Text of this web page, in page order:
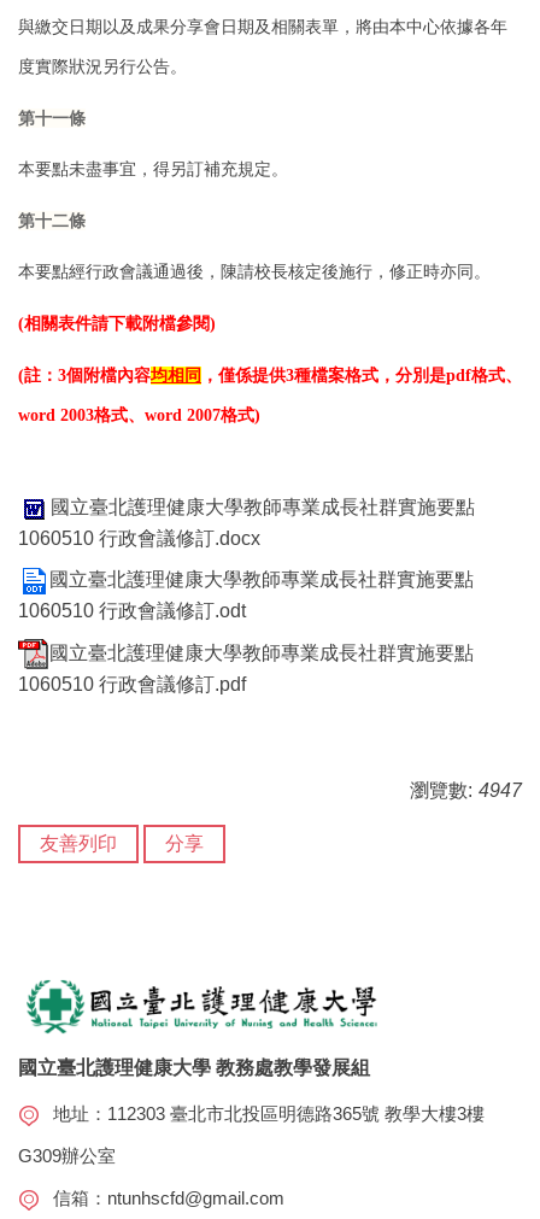
與繳交日期以及 成果分享會日期及相關表單，將由本中心依據各年
度實際狀況另行公告。
第十一條
本要點未盡事宜，得另訂補充規定。
第十二條
本要點經行政會議通過後，陳請校長核定後施行，修正時亦同。
(相關表件請下載附檔參閱)
(註：3個附檔內容均相同 ，僅係提供3種檔案格式，分別是pdf格式、
word 2003格式、word 2007格式)
國立臺北護理健康大學教師專業成長社群實施要點
1060510 行政會議修訂.docx
國立臺北護理健康大學教師專業成長社群實施要點
1060510 行政會議修訂.odt
國立臺北護理健康大學教師專業成長社群實施要點
1060510 行政會議修訂.pdf
瀏覽數: 4947
友善列印 分享
國立臺北護理健康大學 教務處教學發展組
地址：112303 臺北市北投區明德路365號 教學大樓3樓
G309辦公室
信箱： ntunhscfd@gmail.com